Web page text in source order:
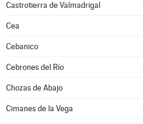
Castrotierra de Valmadrigal
Cea
Cebanico
Cebrones del Río
Chozas de Abajo
Cimanes de la Vega